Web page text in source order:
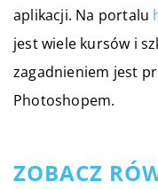
aplikacji. Na portalu
jest wiele kursów i
zagadnieniem jest
Photoshopem.
ZOBACZ